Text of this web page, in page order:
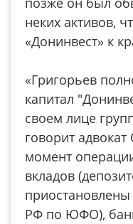
неких активов,
«Донинвест» к
«Григорьев
капитал
своем лице
говорит
момент
вкладов
РФ по ЮФО),